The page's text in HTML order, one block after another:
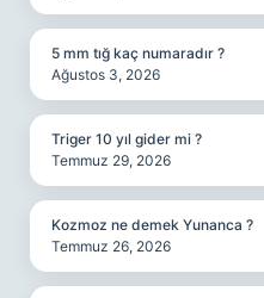
5 mm tığ kaç numaradır ?
Ağustos 3, 2026
Triger 10 yıl gider mi ?
Temmuz 29, 2026
Kozmoz ne demek Yunanca ?
Temmuz 26, 2026